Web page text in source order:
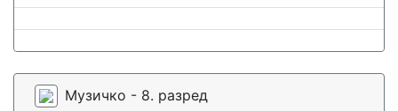
Музичко - 8. разред